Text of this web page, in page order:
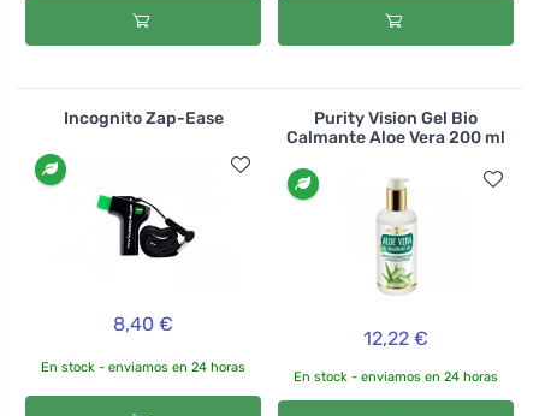
Incognito Zap-Ease
8,40 €
En stock - enviamos en 24 horas
Purity Vision Gel Bio
Calmante Aloe Vera 200 ml
12,22 €
En stock - enviamos en 24 horas